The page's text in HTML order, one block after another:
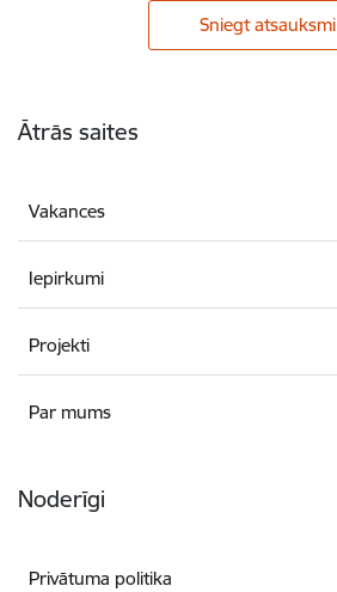
Sniegt atsauksmi
Ātrās saites
Vakances
Iepirkumi
Projekti
Par mums
Noderīgi
Privātuma politika